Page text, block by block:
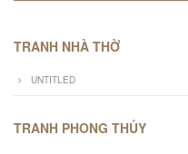
TRANH NHÀ THỜ
UNTITLED
TRANH PHONG THỦY